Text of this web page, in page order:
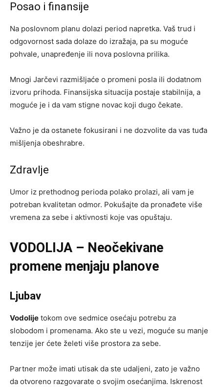
Posao i finansije
Na poslovnom planu dolazi period napretka. Vaš trud i
odgovornost sada dolaze do izražaja, pa su moguće
pohvale, unapređenje ili nova poslovna prilika.
Mnogi Jarčevi razmišljaće o promeni posla ili dodatnom
izvoru prihoda. Finansijska situacija postaje stabilnija, a
moguće je i da vam stigne novac koji dugo čekate.
Važno je da ostanete fokusirani i ne dozvolite da vas tuđa
mišljenja obeshrabre.
Zdravlje
Umor iz prethodnog perioda polako prolazi, ali vam je
potreban kvalitetan odmor. Pokušajte da pronađete više
vremena za sebe i aktivnosti koje vas opuštaju.
VODOLIJA – Neočekivane
promene menjaju planove
Ljubav
Vodolije tokom ove sedmice osećaju potrebu za
slobodom i promenama. Ako ste u vezi, moguće su manje
tenzije jer ćete želeti više prostora za sebe.
Partner može imati utisak da ste udaljeni, zato je važno
da otvoreno razgovarate o svojim osećanjima. Iskrenost